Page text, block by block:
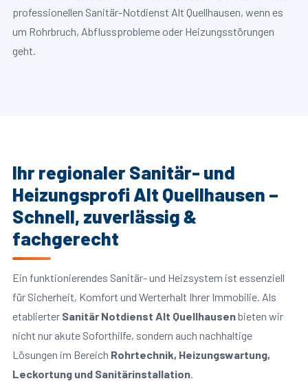
professionellen Sanitär-Notdienst Alt Quellhausen, wenn es
um Rohrbruch, Abflussprobleme oder Heizungsstörungen
geht.
Ihr regionaler Sanitär- und
Heizungsprofi Alt Quellhausen –
Schnell, zuverlässig &
fachgerecht
Ein funktionierendes Sanitär- und Heizsystem ist essenziell
für Sicherheit, Komfort und Werterhalt Ihrer Immobilie. Als
etablierter Sanitär Notdienst Alt Quellhausenbieten wir
nicht nur akute Soforthilfe, sondern auch nachhaltige
Lösungen im Bereich Rohrtechnik, Heizungswartung,
Leckortung und Sanitärinstallation.